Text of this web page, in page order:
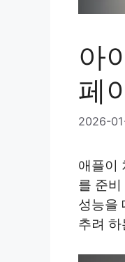
아
페
2026-
애플이
를 준
성능을
추려